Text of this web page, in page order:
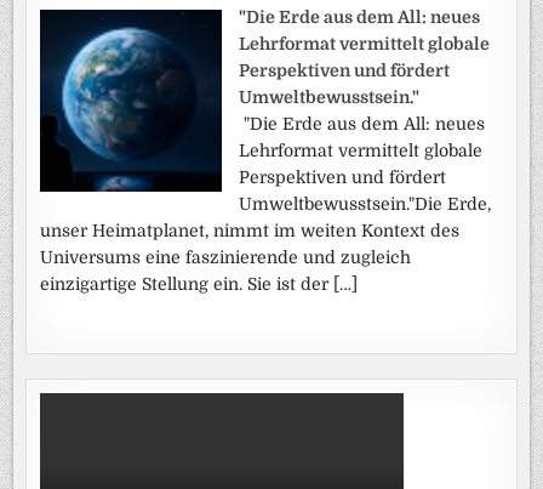
"Die Erde aus dem All: neues
Lehrformat vermittelt globale
Perspektiven und fördert
Umweltbewusstsein."
"Die Erde aus dem All: neues
Lehrformat vermittelt globale
Perspektiven und fördert
Umweltbewusstsein."Die Erde,
unser Heimatplanet, nimmt im weiten Kontext des
Universums eine faszinierende und zugleich
einzigartige Stellung ein. Sie ist der […]